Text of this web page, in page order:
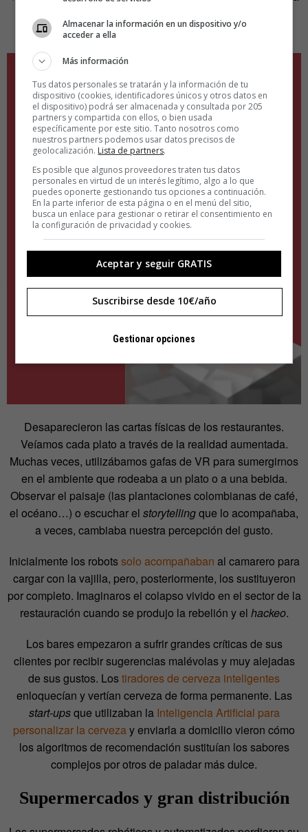
anuncio, una salsa carbonara idónea.
Desaparecieron las cartas físicas de los restaurantes.
Veíamos cada plato a través de la realidad aumentada.
Muchas veces, utilizábamos gafas de VR para sumergirnos
en el ambiente que rodeaba a un plato o a una bebida.
Observar el paisaje (las plantaciones colombianas de café,
el océano…) o escuchar el storytellingque lo acompañaba,
a veces, cambiaba nuestra percepción del gusto.
Inicialmente los robotssolo acompañaban al camarero para
cargar con la vajilla, pero, posteriormente, los sustituyeron
por completo. Imaginaros el colapso vivido en el sector de la
restauración cuando se produjo la rebelión y el hackeo.
Los bares empezaron a sufrir grandes críticas de sus
clientes por recibir sugerencias malévolas y muy alejadas
de sus gustos. Lostiradores de cerveza inteligentes
enloquecían y vertían cerveza de forma permanente. Las
start-upsque utilizaban la Inteligencia Artificial para
personalizar la cerveza y enviarla a domicilio vieron cómo
los algoritmos de recomendación sustituían los sabores
complejos por otros de paladar más dulce.
Supermercados y gran distribución
Almacenar la información en un dispositivo y/o
acceder a ella
Más información
Tus datos personales se tratarán y la información de tu
dispositivo (cookies, identificadores únicos y otros datos en
el dispositivo) podrá ser almacenada y consultada por 205
partners y compartida con ellos, o bien usada
específicamente por este sitio. Tanto nosotros como
nuestros partners podemos usar datos precisos de
geolocalización. Lista de partners.
Es posible que algunos proveedores traten tus datos
personales en virtud de un interés legítimo, algo a lo que
puedes oponerte gestionando tus opciones a continuación.
En la parte inferior de esta página o en el menú del sitio,
busca un enlace para gestionar o retirar el consentimiento en
la configuración de privacidad y cookies.
Aceptar y seguir GRATIS
Suscribirse desde 10€/año
Gestionar opciones